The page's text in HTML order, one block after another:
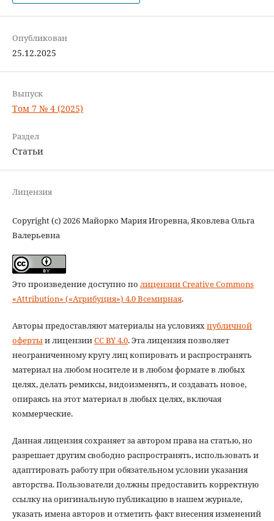
Опубликован
25.12.2025
Выпуск
Том 7 № 4 (2025)
Раздел
Статьи
Лицензия
Copyright (c) 2026 Майорко Мария Игоревна, Яковлева Ольга
Валерьевна
Это произведение доступно по лицензии Creative Commons
«Attribution» («Атрибуция») 4.0 Всемирная.
Авторы предоставляют материалы на условияхпубличной
офертыи лицензииCC BY 4.0. Эта лицензия позволяет
неограниченному кругу лиц копировать и распространять
материал на любом носителе и в любом формате в любых
целях, делать ремиксы, видоизменять, и создавать новое,
опираясь на этот материал в любых целях, включая
коммерческие.
Данная лицензия сохраняет за автором права на статью, но
разрешает другим свободно распространять, использовать и
адаптировать работу при обязательном условии указания
авторства. Пользователи должны предоставить корректную
ссылку на оригинальную публикацию в нашем журнале,
указать имена авторов и отметить факт внесения изменений